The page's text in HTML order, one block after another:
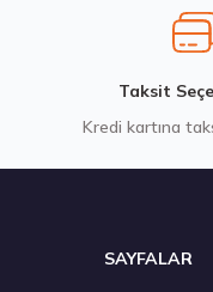
3D XDE 152/148L M+S
Taksit
Kredi kartına
SAYFALAR